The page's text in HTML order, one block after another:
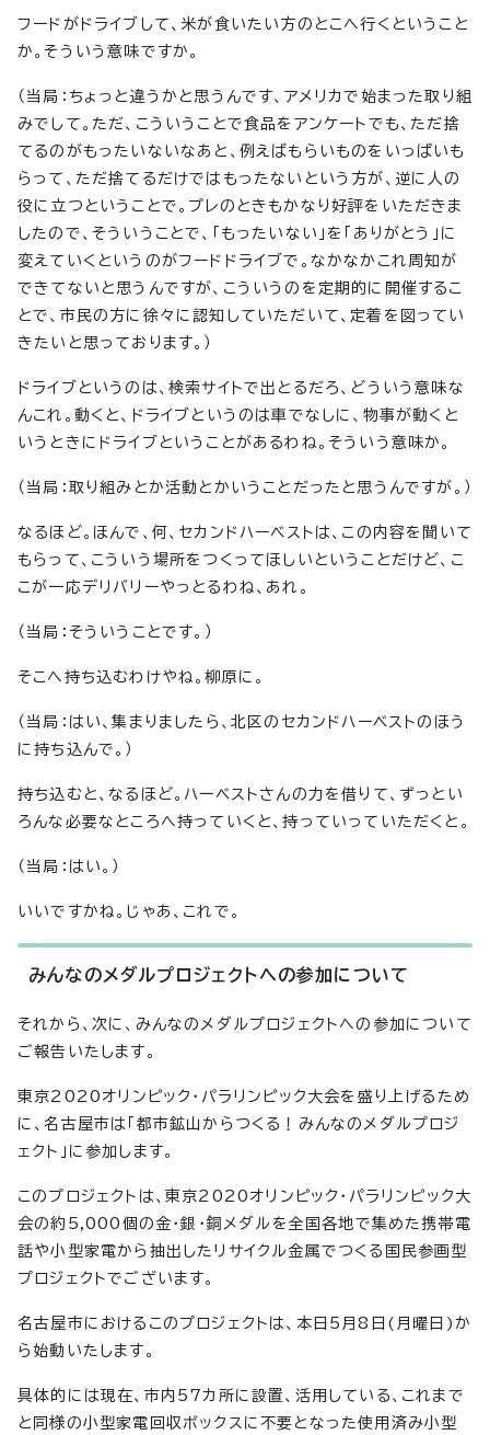
フードがドライブして、米が食いたい方のとこへ行くということ
か。そういう意味ですか。
（当局：ちょっと違うかと思うんです、アメリカで始まった取り組
みでして。ただ、こういうことで食品をアンケートでも、ただ捨
てるのがもったいないなあと、例えばもらいものをいっぱいも
らって、ただ捨てるだけではもったないという方が、逆に人の
役に立つということで。プレのときもかなり好評をいただきま
したので、そういうことで、「もったいない」を「ありがとう」に
変えていくというのがフードドライブで。なかなかこれ周知が
できてないと思うんですが、こういうのを定期的に開催するこ
とで、市民の方に徐々に認知していただいて、定着を図ってい
きたいと思っております。）
ドライブというのは、検索サイトで出とるだろ、どういう意味な
んこれ。動くと、ドライブというのは車でなしに、物事が動くと
いうときにドライブということがあるわね。そういう意味か。
（当局：取り組みとか活動とかいうことだったと思うんですが。）
なるほど。ほんで、何、セカンドハーベストは、この内容を聞いて
もらって、こういう場所をつくってほしいということだけど、こ
こが一応デリバリーやっとるわね、あれ。
（当局：そういうことです。）
そこへ持ち込むわけやね。柳原に。
（当局：はい、集まりましたら、北区のセカンドハーベストのほう
に持ち込んで。）
持ち込むと、なるほど。ハーベストさんの力を借りて、ずっとい
ろんな必要なところへ持っていくと、持っていっていただくと。
（当局：はい。）
いいですかね。じゃあ、これで。
みんなのメダルプロジェクトへの参加について
それから、次に、みんなのメダルプロジェクトへの参加について
ご報告いたします。
東京2020オリンピック・パラリンピック大会を盛り上げるため
に、名古屋市は「都市鉱山からつくる！みんなのメダルプロジ
ェクト」に参加します。
このプロジェクトは、東京2020オリンピック・パラリンピック大
会の約5,000個の金・銀・銅メダルを全国各地で集めた携帯電
話や小型家電から抽出したリサイクル金属でつくる国民参画型
プロジェクトでございます。
名古屋市におけるこのプロジェクトは、本日5月8日(月曜日)か
ら始動いたします。
具体的には現在、市内57カ所に設置、活用している、これまで
と同様の小型家電回収ボックスに不要となった使用済み小型